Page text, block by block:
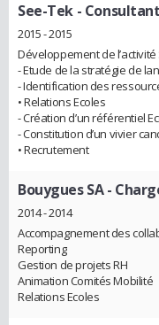
See-Tek -
2015 - 2015
Développement de l’activité
- Etude de la stratégie de
- Identification des
• Relations Ecoles
- Création d’un référentiel
- Constitution d’un vivier
• Recrutement
Bouygues SA-
2014 - 2014
Accompagnement des
Reporting
Gestion de projets RH
Animation Comités Mobilité
Relations Ecoles